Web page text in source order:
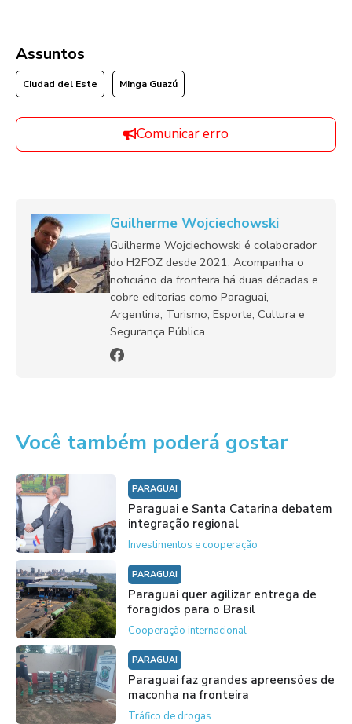
Assuntos
Ciudad del Este Minga Guazú
Comunicar erro
Guilherme Wojciechowski
Guilherme Wojciechowski é colaborador
do H2FOZ desde 2021. Acompanha o
noticiário da fronteira há duas décadas e
cobre editorias como Paraguai,
Argentina, Turismo, Esporte, Cultura e
Segurança Pública.
Você também poderá gostar
PARAGUAI
Paraguai e Santa Catarina debatem
integração regional
Investimentos e cooperação
PARAGUAI
Paraguai quer agilizar entrega de
foragidos para o Brasil
Cooperação internacional
PARAGUAI
Paraguai faz grandes apreensões de
maconha na fronteira
Tráfico de drogas